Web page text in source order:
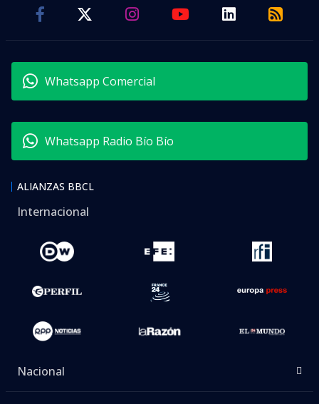
Whatsapp Comercial
Whatsapp Radio Bío Bío
ALIANZAS BBCL
Internacional
Nacional